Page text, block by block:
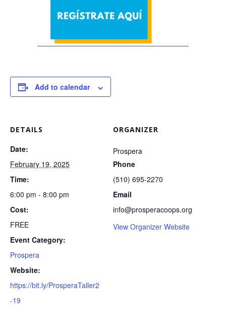
Add to calendar
DETAILS
Date:
February 19, 2025
Time:
6:00 pm - 8:00 pm
Cost:
FREE
Event Category:
Prospera
Website:
https://bit.ly/ProsperaTaller2
-19
ORGANIZER
Prospera
Phone
(510) 695-2270
Email
info@prosperacoops.org
View Organizer Website